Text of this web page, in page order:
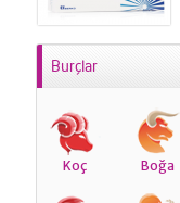
Burçlar
Koç Boğa